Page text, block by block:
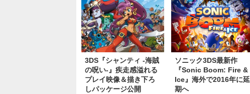
3DS『シャンティ -海賊
の呪い-』疾走感溢れる
プレイ映像＆描き下ろ
しパッケージ公開
ソニック3DS最新作
『Sonic Boom: Fire &
Ice』海外で2016年に延
期へ